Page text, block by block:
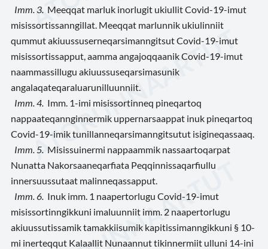
Imm. 3. Meeqqat marluk inorlugit ukiullit Covid-19-imut
misissortissanngillat. Meeqqat marlunnik ukiulinniit
qummut akiuussuserneqarsimanngitsut Covid-19-imut
misissortissapput, aamma angajoqqaanik Covid-19-imut
naammassillugu akiuussuseqarsimasunik
angalaqateqaraluarunilluunniit.
Imm. 4. Imm. 1-imi misissortinneq pineqartoq
nappaateqannginnermik uppernarsaappat inuk pineqartoq
Covid-19-imik tunillanneqarsimanngitsutut isigineqassaaq.
Imm. 5. Misissuinermi nappaammik nassaartoqarpat
Nunatta Nakorsaaneqarfiata Peqqinnissaqarfiullu
innersuussutaat malinneqassapput.
Imm. 6. Inuk imm. 1 naapertorlugu Covid-19-imut
misissortinngikkuni imaluunniit imm. 2 naapertorlugu
akiuussutissamik tamakkiisumik kapitissimanngikkuni § 10-
mi inerteqqut Kalaallit Nunaannut tikinnermiit ulluni 14-ini